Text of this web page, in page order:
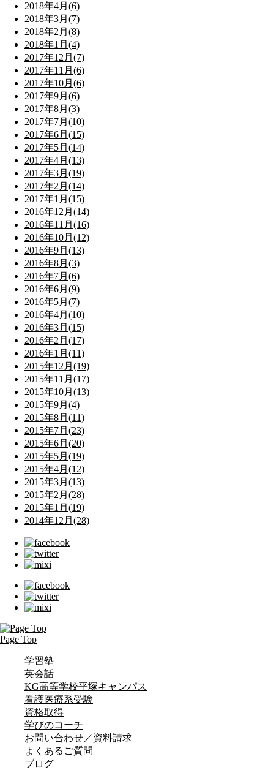
2018年4月(6)
2018年3月(7)
2018年2月(8)
2018年1月(4)
2017年12月(7)
2017年11月(6)
2017年10月(6)
2017年9月(6)
2017年8月(3)
2017年7月(10)
2017年6月(15)
2017年5月(14)
2017年4月(13)
2017年3月(19)
2017年2月(14)
2017年1月(15)
2016年12月(14)
2016年11月(16)
2016年10月(12)
2016年9月(13)
2016年8月(3)
2016年7月(6)
2016年6月(9)
2016年5月(7)
2016年4月(10)
2016年3月(15)
2016年2月(17)
2016年1月(11)
2015年12月(19)
2015年11月(17)
2015年10月(13)
2015年9月(4)
2015年8月(11)
2015年7月(23)
2015年6月(20)
2015年5月(19)
2015年4月(12)
2015年3月(13)
2015年2月(28)
2015年1月(19)
2014年12月(28)
Page Top
学習塾
英会話
KG高等学校平塚キャンパス
看護医療系受験
資格取得
学びのコーチ
お問い合わせ／資料請求
よくあるご質問
ブログ